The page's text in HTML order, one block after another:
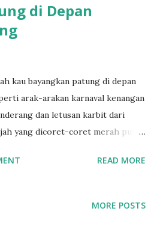
di Depan
kau bayangkan patung di depan
arak-arakan karnaval kenangan
dan letusan karbit dari
yang dicoret-coret merah putih
dirimu yang menunggang kuda itu
READ MORE
MORE POSTS